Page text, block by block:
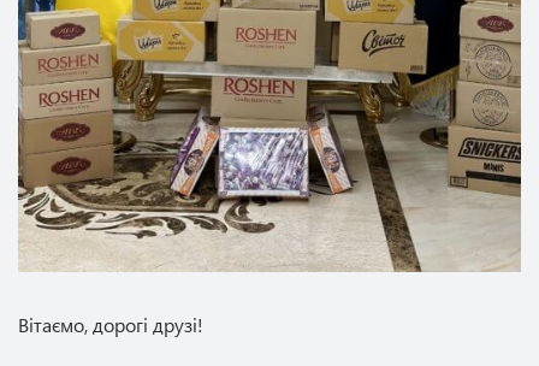
Вітаємо, дорогі друзі!